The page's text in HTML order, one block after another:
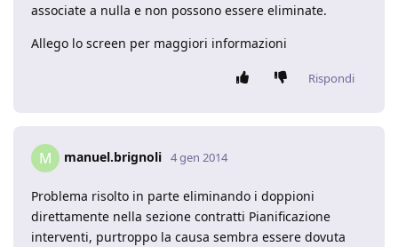
associate a nulla e non possono essere eliminate.
Allego lo screen per maggiori informazioni
Rispondi
M manuel.brignoli 4 gen 2014
Problema risolto in parte eliminando i doppioni
direttamente nella sezione contratti Pianificazione
interventi, purtroppo la causa sembra essere dovuta